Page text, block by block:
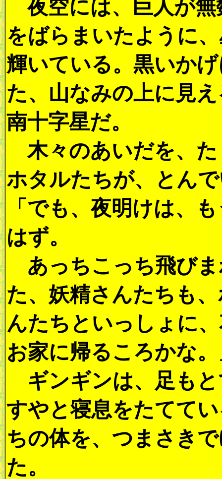
夜空には、巨人が無
をばらまいたように
輝いている。黒いか
た、山なみの上に見
南十字星だ。
木々のあいだを、た
ホタルたちが、とん
「でも、夜明けは、
はず。
あっちこっち飛び
た、妖精さんたちも
んたちといっしょに
お家に帰るころかな
ギンギンは、足もと
すやと寝息をたてて
ちの体を、つまさき
た。